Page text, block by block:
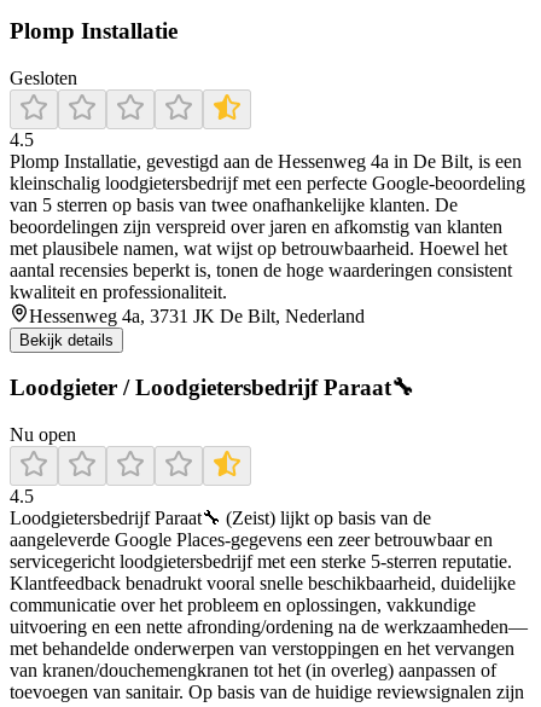
Plomp Installatie
Gesloten
4.5
Plomp Installatie, gevestigd aan de Hessenweg 4a in De Bilt, is een
kleinschalig loodgietersbedrijf met een perfecte Google-beoordeling
van 5 sterren op basis van twee onafhankelijke klanten. De
beoordelingen zijn verspreid over jaren en afkomstig van klanten
met plausibele namen, wat wijst op betrouwbaarheid. Hoewel het
aantal recensies beperkt is, tonen de hoge waarderingen consistent
kwaliteit en professionaliteit.
Hessenweg 4a, 3731 JK De Bilt, Nederland
Bekijk details
Loodgieter / Loodgietersbedrijf Paraat🔧
Nu open
4.5
Loodgietersbedrijf Paraat🔧 (Zeist) lijkt op basis van de
aangeleverde Google Places-gegevens een zeer betrouwbaar en
servicegericht loodgietersbedrijf met een sterke 5-sterren reputatie.
Klantfeedback benadrukt vooral snelle beschikbaarheid, duidelijke
communicatie over het probleem en oplossingen, vakkundige
uitvoering en een nette afronding/ordening na de werkzaamheden—
met behandelde onderwerpen van verstoppingen en het vervangen
van kranen/douchemengkranen tot het (in overleg) aanpassen of
toevoegen van sanitair. Op basis van de huidige reviewsignalen zijn